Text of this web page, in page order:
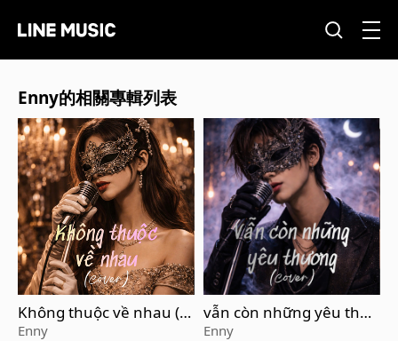
Enny的相關專輯列表
Không thuộc về nhau (C
over)
Enny
vẫn còn những yêu thươ
ng (Cover)
Enny